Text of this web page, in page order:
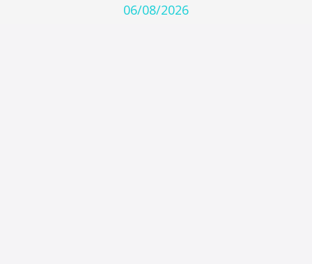
06/08/2026